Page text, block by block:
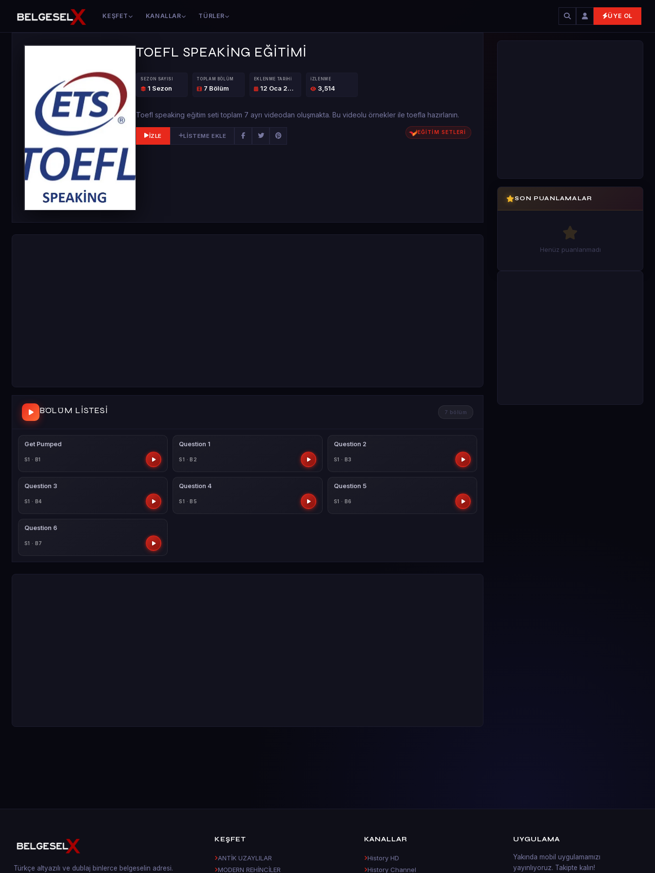
KEŞFET KANALLAR TÜRLER ÜYE OL
TOEFL SPEAKİNG EĞİTİMİ
SEZON SAYISI
1 Sezon
TOPLAM BÖLÜM
7 Bölüm
EKLENME TARIHI
12 Oca 2020
İZLENME
3,514
Toefl speaking eğitim seti toplam 7 ayrı videodan oluşmakta. Bu videolu örnekler ile toefla hazırlanın.
İZLE LISTEME EKLE EĞİTİM SETLERİ
BÖLÜM LISTESI 7 bölüm
Get Pumped
S1 · B1
Question 1
S1 · B2
Question 2
S1 · B3
Question 3
S1 · B4
Question 4
S1 · B5
Question 5
S1 · B6
Question 6
S1 · B7
SON PUANLAMALAR
Henüz puanlanmadı
Türkçe altyazılı ve dublaj binlerce belgeselin adresi.
KEŞFET
ANTİK UZAYLILAR
MODERN REHİNCİLER
KANALLAR
History HD
History Channel
UYGULAMA
Yakında mobil uygulamamızı
yayınlıyoruz. Takipte kalın!